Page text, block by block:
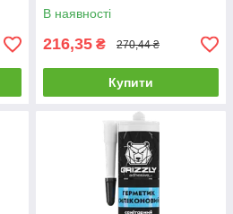
В наявності
216,35 ₴ 270,44 ₴
Купити